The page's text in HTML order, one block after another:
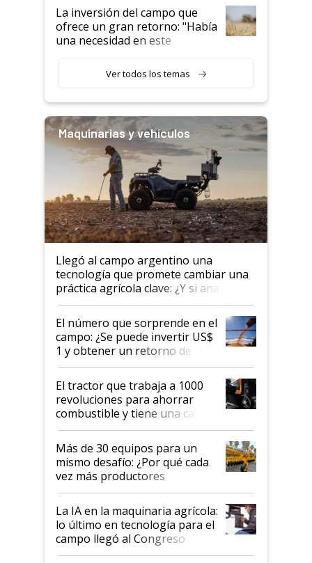
La inversión del campo que
ofrece un gran retorno: "Había
una necesidad en este
Ver todos los temas
Maquinarias y vehículos
Llegó al campo argentino una
tecnología que promete cambiar una
práctica agrícola clave: ¿Y si analizar
el suelo fuera tan simple como
apretar un botón?
El número que sorprende en el
campo: ¿Se puede invertir US$
1 y obtener un retorno de
hasta US$ 10 en agricultura?
El tractor que trabaja a 1000
revoluciones para ahorrar
combustible y tiene una cabina
que parece una computadora:
lo último en el mundo,
disponible en Argentina
Más de 30 equipos para un
mismo desafío: ¿Por qué cada
vez más productores
incorporan fertilizante bajo
tierra?
La IA en la maquinaria agrícola:
lo último en tecnología para el
campo llegó al Congreso
Aapresid 2026